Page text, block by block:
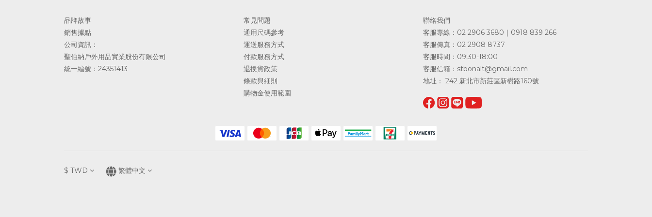
品牌故事
銷售據點
公司資訊：
聖伯納戶外用品實業股份有限公司
統一編號：24351413
常見問題
通用尺碼參考
運送服務方式
付款服務方式
退換貨政策
條款與細則
購物金使用範圍
聯絡我們
客服專線：02 2906 3680｜0918 839 266
客服傳真：02 2908 8737
客服時間：09:30-18:00
客服信箱： stbonalt@gmail.com
地址： 242 新北市新莊區新樹路160號
$ TWD 繁體中文